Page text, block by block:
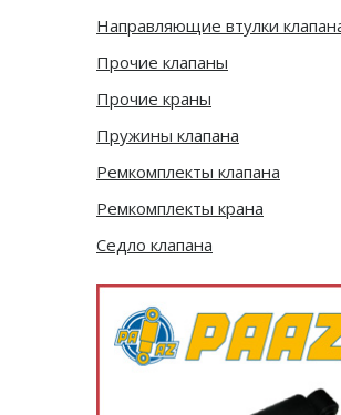
Направляющие втулки
Прочие клапаны
Прочие краны
Пружины клапана
Ремкомплекты клапана
Ремкомплекты крана
Седло клапана